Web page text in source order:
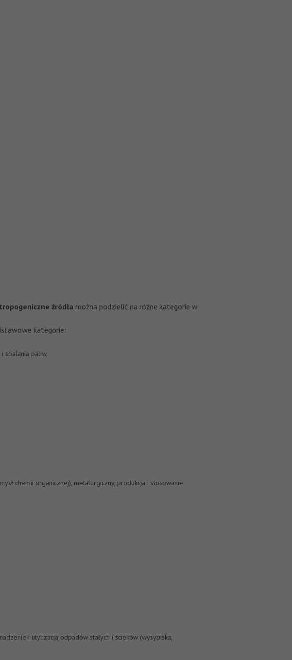
źródła można podzielić na różne kategorie w
kategorie:
spalania paliw.
chemii organicznej), metalurgiczny, produkcja i stosowanie
i utylizacja odpadów stałych i ścieków (wysypiska,